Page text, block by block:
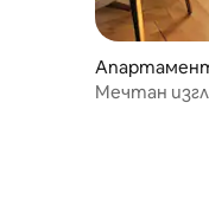
Апартамент
in
Мечтан